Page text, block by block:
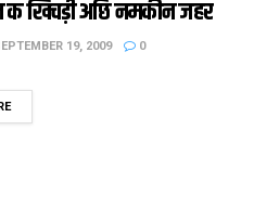
क खिचड़ी अछि नमकीन जहर
19, 2009 0
DETAILS